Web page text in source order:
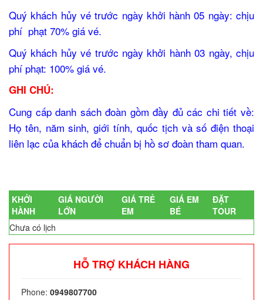
Quý khách hủy vé trước ngày khởi hành 05 ngày: chịu
phí phạt 70% giá vé.
Quý khách hủy vé trước ngày khởi hành 03 ngày, chịu
phí phạt: 100% giá vé.
GHI CHÚ:
Cung cấp danh sách đoàn gồm đầy đủ các chi tiết về:
Họ tên, năm sinh, giới tính, quốc tịch và số điện thoại
liên lạc của khách để chuẩn bị hồ sơ đoàn tham quan.
KHỞI
HÀNH
GIÁ NGƯỜI
LỚN
GIÁ TRẺ
EM
GIÁ EM
BÉ
ĐẶT
TOUR
Chưa có lịch
HỖ TRỢ KHÁCH HÀNG
Phone: 0949807700